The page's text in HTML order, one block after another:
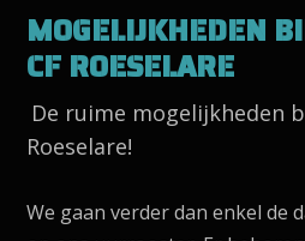
MOGELIJKHEDEN
CF ROESELARE
De ruime mogelijkheden
Roeselare!
We gaan verder dan enkel de